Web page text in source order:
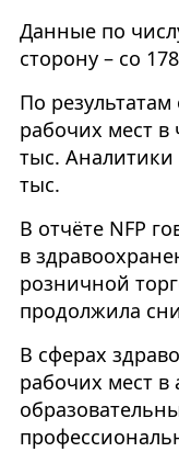
Данные по
сторону – со
По
рабочих мест в
тыс.
тыс.
В отчёте NFP
в
розничной
продолжила
В сферах
рабочих мест в